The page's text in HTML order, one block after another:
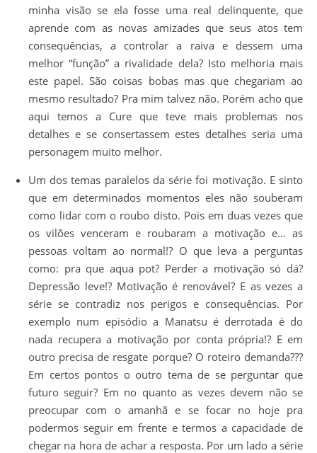
minha visão se ela fosse uma real delinquente, que
aprende com as novas amizades que seus atos tem
consequências, a controlar a raiva e dessem uma
melhor “função” a rivalidade dela? Isto melhoria mais
este papel. São coisas bobas mas que chegariam ao
mesmo resultado? Pra mim talvez não. Porém acho que
aqui temos a Cure que teve mais problemas nos
detalhes e se consertassem estes detalhes seria uma
personagem muito melhor.
Um dos temas paralelos da série foi motivação. E sinto
que em determinados momentos eles não souberam
como lidar com o roubo disto. Pois em duas vezes que
os vilões venceram e roubaram a motivação e… as
pessoas voltam ao normal!? O que leva a perguntas
como: pra que aqua pot? Perder a motivação só dá?
Depressão leve!? Motivação é renovável? E as vezes a
série se contradiz nos perigos e consequências. Por
exemplo num episódio a Manatsu é derrotada é do
nada recupera a motivação por conta própria!? E em
outro precisa de resgate porque? O roteiro demanda???
Em certos pontos o outro tema de se perguntar que
futuro seguir? Em no quanto as vezes devem não se
preocupar com o amanhã e se focar no hoje pra
podermos seguir em frente e termos a capacidade de
chegar na hora de achar a resposta. Por um lado a série